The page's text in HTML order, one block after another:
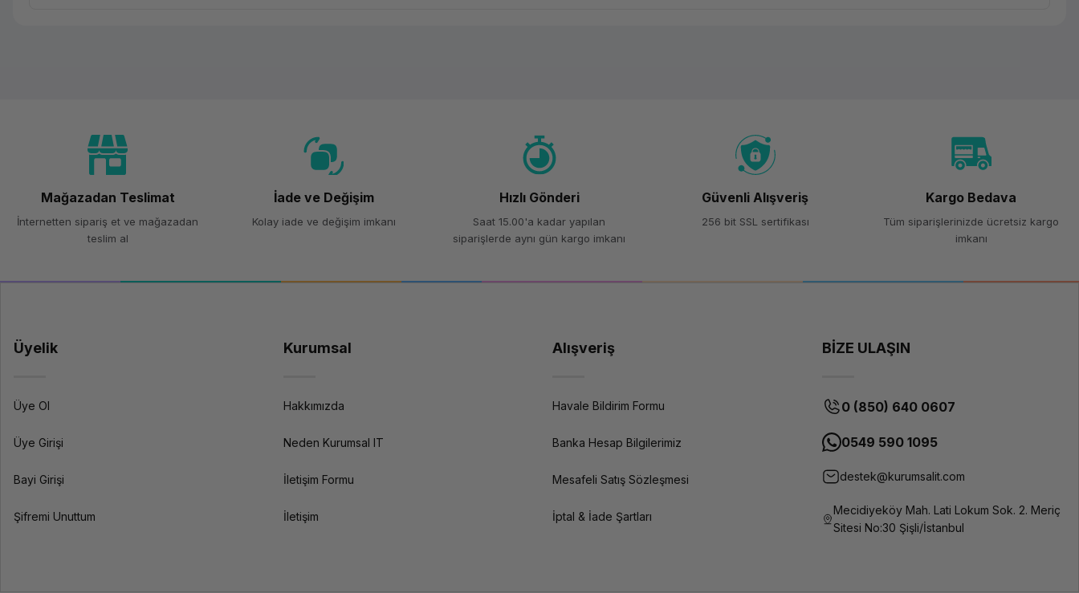
Mağazadan Teslimat
İnternetten sipariş et ve mağazadan
teslim al
İade ve Değişim
Kolay iade ve değişim imkanı
Hızlı Gönderi
Saat 15.00'a kadar yapılan
siparişlerde aynı gün kargo imkanı
Güvenli Alışveriş
256 bit SSL sertifikası
Kargo Bedava
Tüm siparişlerinizde ücretsiz kargo
imkanı
Üyelik
Üye Ol
Üye Girişi
Bayi Girişi
Şifremi Unuttum
Kurumsal
Hakkımızda
Neden Kurumsal IT
İletişim Formu
İletişim
Alışveriş
Havale Bildirim Formu
Banka Hesap Bilgilerimiz
Mesafeli Satış Sözleşmesi
İptal & İade Şartları
BİZE ULAŞIN
0 (850) 640 0607
0549 590 1095
destek@kurumsalit.com
Mecidiyeköy Mah. Lati Lokum Sok. 2. Meriç
Sitesi No:30 Şişli/İstanbul